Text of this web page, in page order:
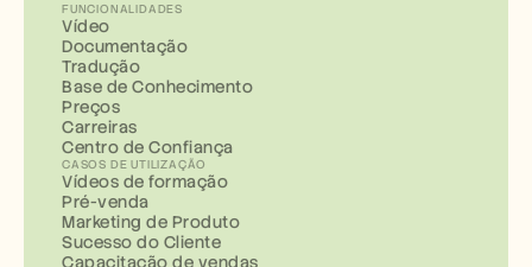
FUNCIONALIDADES
Vídeo
Documentação
Tradução
Base de Conhecimento
Preços
Carreiras
Centro de Confiança
CASOS DE UTILIZAÇÃO
Vídeos de formação
Pré-venda
Marketing de Produto
Sucesso do Cliente
Capacitação de vendas